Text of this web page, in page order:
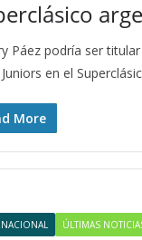
Páez podría ser
en el
More
ÚLTIMAS